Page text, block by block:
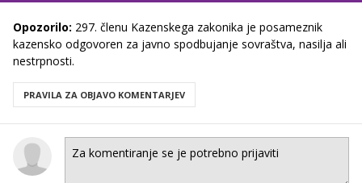
Opozorilo: 297. členu Kazenskega zakonika je posameznik
kazensko odgovoren za javno spodbujanje sovraštva, nasilja ali
nestrpnosti.
PRAVILA ZA OBJAVO KOMENTARJEV